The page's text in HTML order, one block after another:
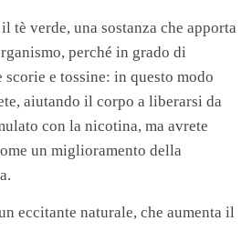
tè verde, una sostanza che apporta
perché in grado di
e tossine: in questo modo
aiutando il corpo a liberarsi da
con la nicotina, ma avrete
un miglioramento della
eccitante naturale, che aumenta il